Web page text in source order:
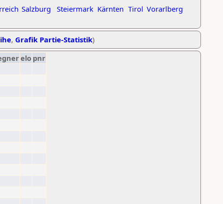
Salzburg Steiermark Kärnten Tirol Vorarlberg
, Grafik Partie-Statistik)
elo pnr